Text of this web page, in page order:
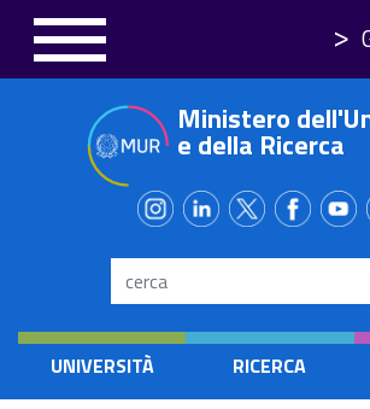
content
Ministero
e della Ricerca
Search
UNIVERSITÀ RICERCA